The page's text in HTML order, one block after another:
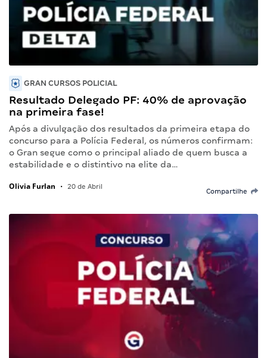
GRAN CURSOS POLICIAL
Resultado Delegado PF: 40% de aprovação
na primeira fase!
Após a divulgação dos resultados da primeira etapa do
concurso para a Polícia Federal, os números confirmam:
o Gran segue como o principal aliado de quem busca a
estabilidade e o distintivo na elite da…
Olivia Furlan • 20 de Abril
Compartilhe